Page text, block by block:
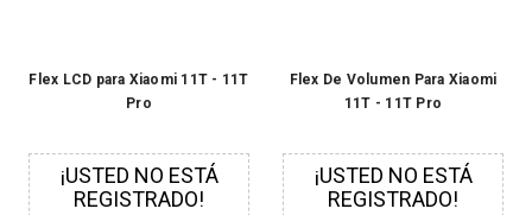
Flex LCD para Xiaomi 11T - 11T
Pro
¡USTED NO ESTÁ
REGISTRADO!
Flex De Volumen Para Xiaomi
11T - 11T Pro
¡USTED NO ESTÁ
REGISTRADO!